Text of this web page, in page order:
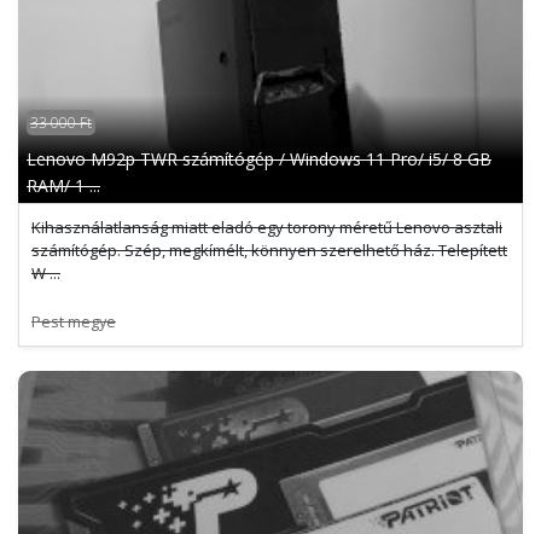
33 000 Ft
Lenovo M92p TWR számítógép / Windows 11 Pro/ i5/ 8 GB
RAM/ 1 ...
Kihasználatlanság miatt eladó egy torony méretű Lenovo asztali
számítógép. Szép, megkímélt, könnyen szerelhető ház. Telepített
W ...
Pest megye